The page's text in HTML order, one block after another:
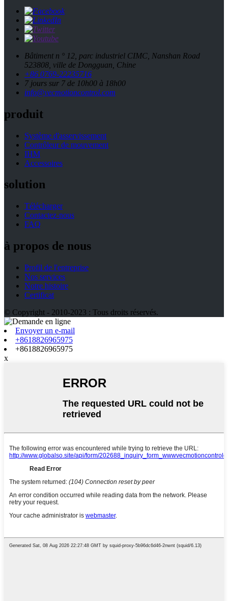
Bâtiment n ° 12, parc industriel CIMC, Nanshan Road
523808, ville de Dongguan, Chine
+86 0769-22235716
7 jours sur 7 de 10h00 à 18h00
info@vecmotioncontrol.com
produit
Système d'asservissement
Contrôleur de mouvement
IHM
Accessoires
solution
Télécharger
Contactez-nous
FAQ
à propos de nous
Profil de l'entreprise
Nos services
Notre histoire
Certificat
© Copyright - 2010-2023 : Tous droits réservés.
Envoyer un e-mail
+8618826965975
+8618826965975
x